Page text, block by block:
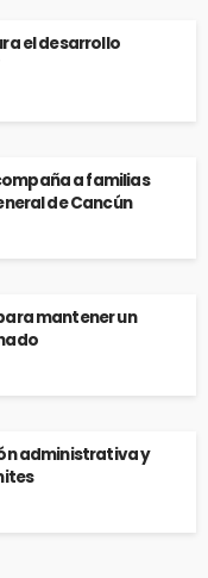
el desarrollo
a familias
de Cancún
mantener un
administrativa y